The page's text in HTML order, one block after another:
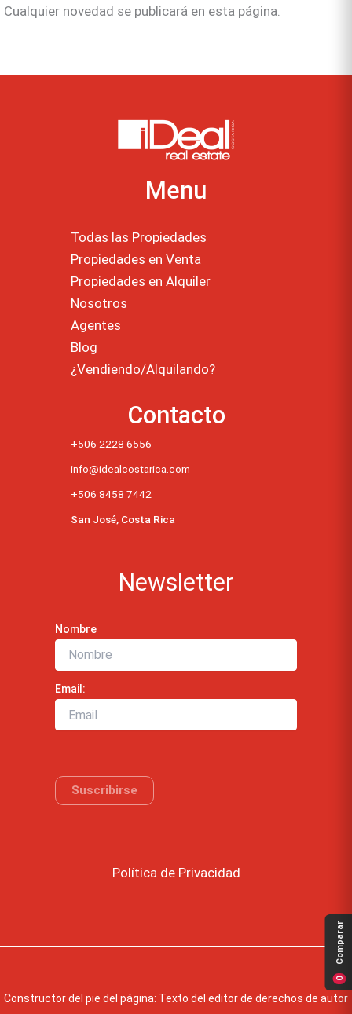
Cualquier novedad se publicará en esta página.
Menu
Todas las Propiedades
Propiedades en Venta
Propiedades en Alquiler
Nosotros
Agentes
Blog
¿Vendiendo/Alquilando?
Contacto
+506 2228 6556
info@idealcostarica.com
+506 8458 7442
San José, Costa Rica
Newsletter
Nombre
Email:
Política de Privacidad
Constructor del pie del página: Texto del editor de derechos de autor
0
Comparar